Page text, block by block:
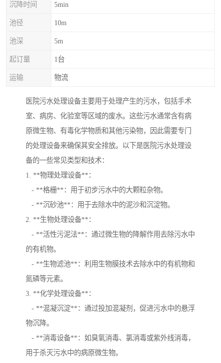
沉降时间 5min
池径 10m
池深 5m
起订量 1台
运输 物流
医院污水处理设备主要用于处理产生的污水，包括手术
室、病房、化验室等区域的废水。这些污水通常含有病
原微生物、有毒化学物质和其他污染物，因此需要专门
的处理设备来确保其安全排放。以下是医院污水处理设
备的一些常见类型和技术：
1. **物理处理设备**：
- **格栅**：用于初步污水中的大颗粒杂物。
- **沉砂池**：用于去除水中的泥沙和沉淀物。
2. **生物处理设备**：
- **活性污泥法**：通过微生物的降解作用去除污水中
的有机物。
- **生物滤池**：利用生物膜技术去除水中的有机物和
氮磷等元素。
3. **化学处理设备**：
- **混凝沉淀**：通过投加混凝剂，促进污水中的悬浮
物沉降。
- **消毒设备**：如臭氧消毒、氯消毒或紫外线消毒，
用于杀灭污水中的病原微生物。